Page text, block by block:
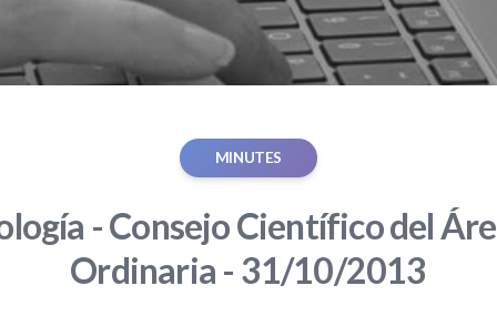
MINUTES
- Consejo Científico del
Ordinaria - 31/10/2013